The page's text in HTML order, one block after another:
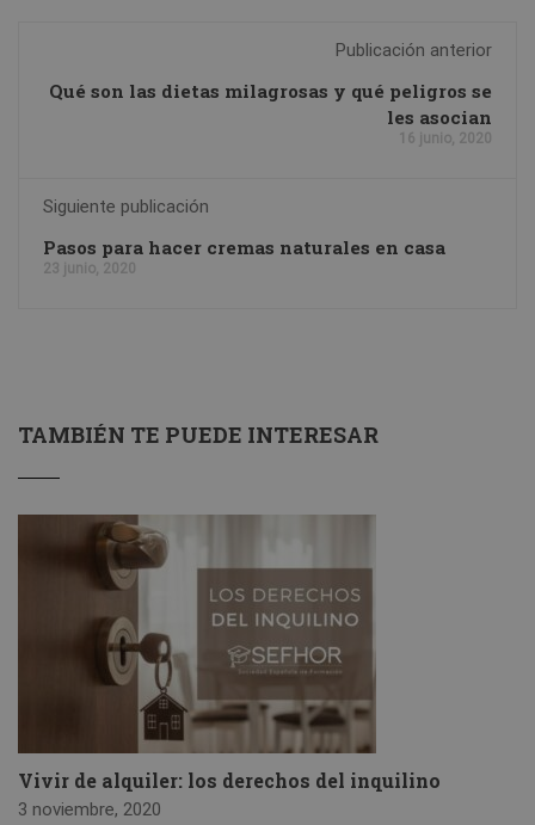
Publicación anterior
Qué son las dietas milagrosas y qué peligros se
les asocian
16 junio, 2020
Siguiente publicación
Pasos para hacer cremas naturales en casa
23 junio, 2020
TAMBIÉN TE PUEDE INTERESAR
Vivir de alquiler: los derechos del inquilino
3 noviembre, 2020